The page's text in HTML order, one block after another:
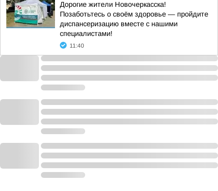
Дорогие жители Новочеркасска!
Позаботьтесь о своём здоровье — пройдите
диспансеризацию вместе с нашими
специалистами!
11:40